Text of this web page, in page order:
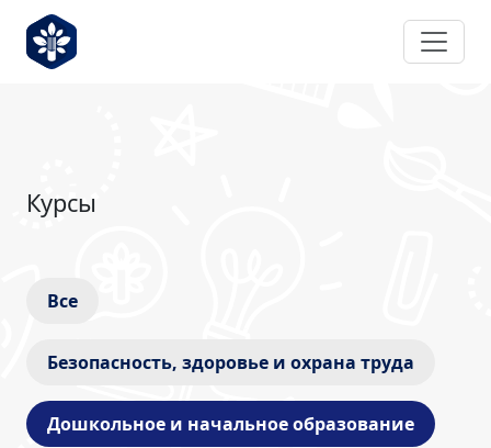
Курсы
Все
Безопасность, здоровье и охрана труда
Дошкольное и начальное образование